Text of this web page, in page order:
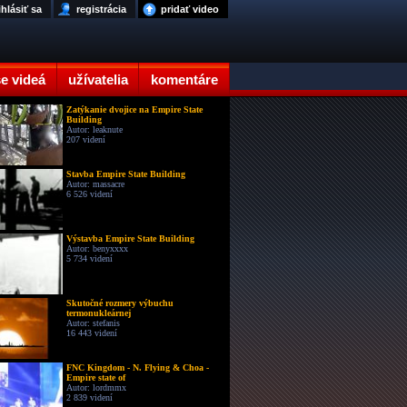
videá užívatelia komentáre
pridať video
registrácia
sa
Zatýkanie dvojice na Empire State
Building
Autor: leaknute
207 videní
Stavba Empire State Building
Autor: massacre
6 526 videní
Výstavba Empire State Building
Autor: benyxxxx
5 734 videní
Skutočné rozmery výbuchu
termonukleárnej
Autor: stefanis
16 443 videní
FNC Kingdom - N. Flying & Choa -
Empire state of
Autor: lordmmx
2 839 videní